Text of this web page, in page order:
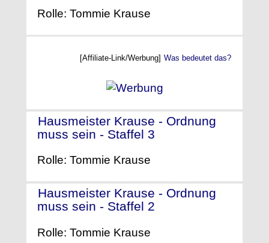
Rolle: Tommie Krause
[Affiliate-Link/Werbung] Was bedeutet das?
Hausmeister Krause - Ordnung
muss sein - Staffel 3
Rolle: Tommie Krause
Hausmeister Krause - Ordnung
muss sein - Staffel 2
Rolle: Tommie Krause